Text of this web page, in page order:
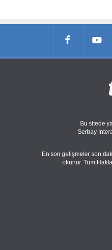
Bu sitede
Serbay
En son gelişmeler son
okunur. Tüm